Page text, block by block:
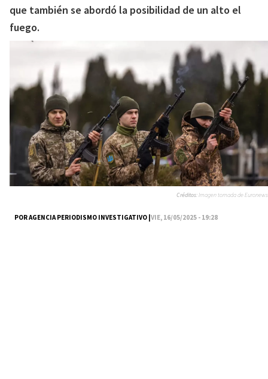
que también se abordó la posibilidad de un alto el
fuego.
POR AGENCIA PERIODISMO INVESTIGATIVO |VIE, 16/05/2025 - 19:28
Créditos:Imagen tomada de Euronews